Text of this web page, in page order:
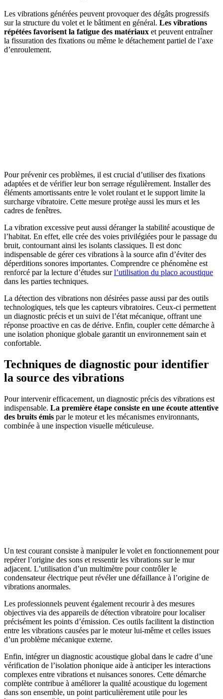
Les vibrations générées peuvent provoquer des dégâts progressifs
sur la structure du volet et le bâtiment en général. Les vibrations
répétées favorisent la fatigue des matériaux et peuvent entraîner
la fissuration des fixations ou même le détachement partiel de l’axe
d’enroulement.
Pour prévenir ces problèmes, il est crucial d’utiliser des fixations
adaptées et de vérifier leur bon serrage régulièrement. Installer des
éléments amortissants entre le volet roulant et le support limite la
surcharge vibratoire. Cette mesure protège aussi les murs et les
cadres de fenêtres.
La vibration excessive peut aussi déranger la stabilité acoustique de
l’habitat. En effet, elle crée des voies privilégiées pour le passage du
bruit, contournant ainsi les isolants classiques. Il est donc
indispensable de gérer ces vibrations à la source afin d’éviter des
déperditions sonores importantes. Comprendre ce phénomène est
renforcé par la lecture d’études surl’utilisation du placo acoustique
dans les parties techniques.
La détection des vibrations non désirées passe aussi par des outils
technologiques, tels que les capteurs vibratoires. Ceux-ci permettent
un diagnostic précis et un suivi de l’état mécanique, offrant une
réponse proactive en cas de dérive. Enfin, coupler cette démarche à
une isolation phonique globale garantit un environnement sain et
confortable.
Techniques de diagnostic pour identifier
la source des vibrations
Pour intervenir efficacement, un diagnostic précis des vibrations est
indispensable. La première étape consiste en une écoute attentive
des bruits émis par le moteur et les mécanismes environnants,
combinée à une inspection visuelle méticuleuse.
Un test courant consiste à manipuler le volet en fonctionnement pour
repérer l’origine des sons et ressentir les vibrations sur le mur
adjacent. L’utilisation d’un multimètre pour contrôler le
condensateur électrique peut révéler une défaillance à l’origine de
vibrations anormales.
Les professionnels peuvent également recourir à des mesures
objectives via des appareils de détection vibratoire pour localiser
précisément les points d’émission. Ces outils facilitent la distinction
entre les vibrations causées par le moteur lui-même et celles issues
d’un problème mécanique externe.
Enfin, intégrer un diagnostic acoustique global dans le cadre d’une
vérification de l’isolation phonique aide à anticiper les interactions
complexes entre vibrations et nuisances sonores. Cette démarche
complète contribue à améliorer la qualité acoustique du logement
dans son ensemble, un point particulièrement utile pour les